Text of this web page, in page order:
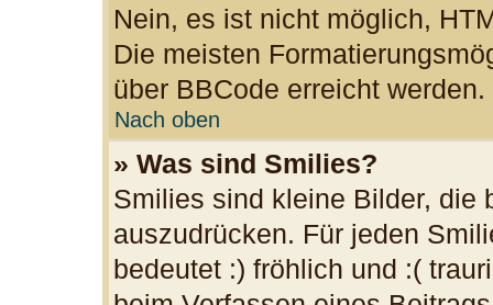
Nein, es ist nicht möglich,
Die meisten
über BBCode erreicht werden.
Nach oben
» Was sind Smilies?
Smilies sind kleine Bilder, die
auszudrücken. Für jeden
bedeutet :) fröhlich und :(